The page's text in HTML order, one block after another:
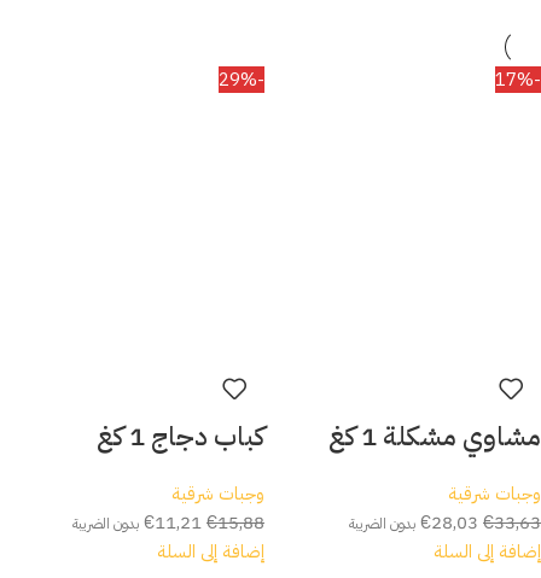
-17%
مشاوي مشكلة 1 كغ
وجبات شرقية
€33,63
€28,03 بدون الضريبة
إضافة إلى السلة
-29%
كباب دجاج 1 كغ
وجبات شرقية
€15,88
€11,21 بدون الضريبة
إضافة إلى السلة